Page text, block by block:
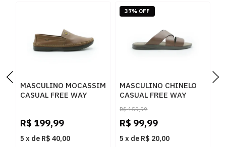
MASCULINO MOCASSIM
CASUAL FREE WAY
R$ 199,99
5 x de R$ 40,00
MASCULINO CHINELO
CASUAL FREE WAY
CANASTRA8
PATAGONIA
MACARANDUBA
R$ 159,99
R$ 99,99
5 x de R$ 20,00
37% OFF